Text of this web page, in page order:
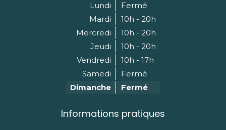
Lundi
Fermé
Mardi
10h - 20h
Mercredi
10h - 20h
Jeudi
10h - 20h
Vendredi
10h - 17h
Samedi
Fermé
Dimanche
Fermé
Informations pratiques